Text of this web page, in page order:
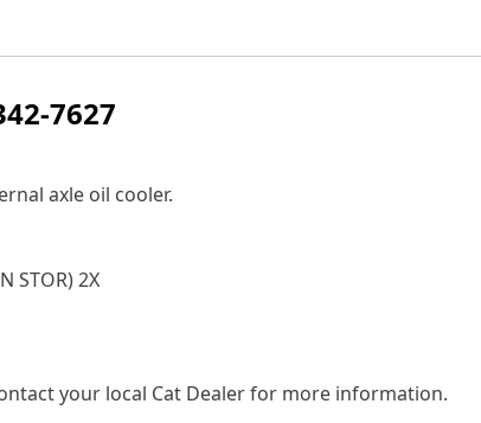
7627
axle oil cooler.
STOR) 2X
your local Cat Dealer for more information.